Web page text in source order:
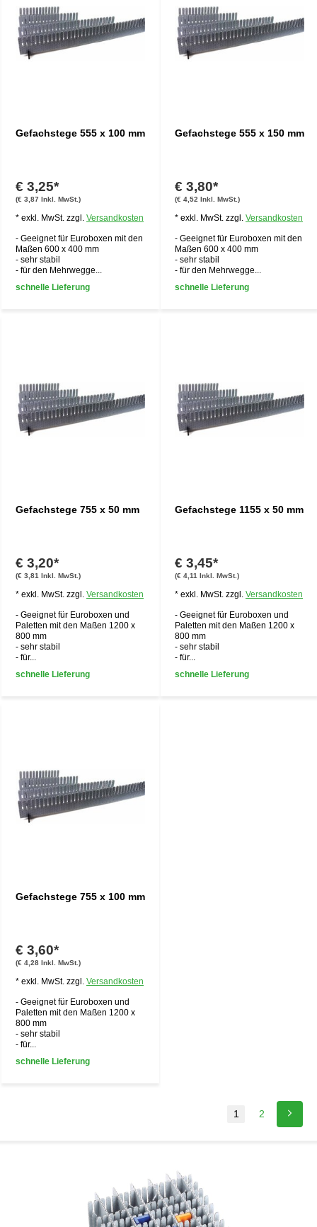
Gefachstege 555 x 100 mm
€ 3,25*
(€ 3,87 Inkl. MwSt.)
* exkl. MwSt. zzgl. Versandkosten
- Geeignet für Euroboxen mit den
Maßen 600 x 400 mm
- sehr stabil
- für den Mehrwegge...
schnelle Lieferung
Gefachstege 555 x 150 mm
€ 3,80*
(€ 4,52 Inkl. MwSt.)
* exkl. MwSt. zzgl. Versandkosten
- Geeignet für Euroboxen mit den
Maßen 600 x 400 mm
- sehr stabil
- für den Mehrwegge...
schnelle Lieferung
Gefachstege 755 x 50 mm
€ 3,20*
(€ 3,81 Inkl. MwSt.)
* exkl. MwSt. zzgl. Versandkosten
- Geeignet für Euroboxen und
Paletten mit den Maßen 1200 x
800 mm
- sehr stabil
- für...
schnelle Lieferung
Gefachstege 1155 x 50 mm
€ 3,45*
(€ 4,11 Inkl. MwSt.)
* exkl. MwSt. zzgl. Versandkosten
- Geeignet für Euroboxen und
Paletten mit den Maßen 1200 x
800 mm
- sehr stabil
- für...
schnelle Lieferung
Gefachstege 755 x 100 mm
€ 3,60*
(€ 4,28 Inkl. MwSt.)
* exkl. MwSt. zzgl. Versandkosten
- Geeignet für Euroboxen und
Paletten mit den Maßen 1200 x
800 mm
- sehr stabil
- für...
schnelle Lieferung
1 2